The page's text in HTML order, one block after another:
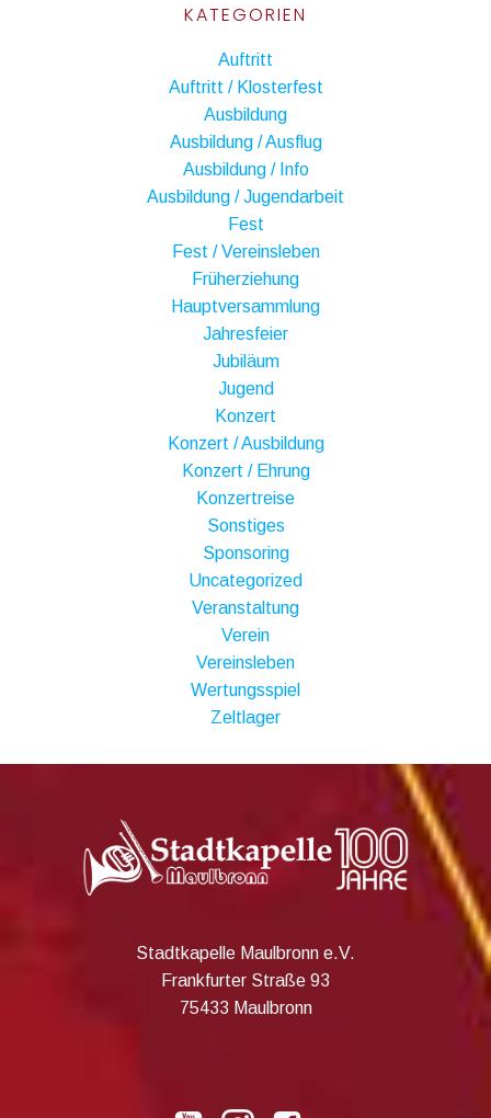
KATEGORIEN
Auftritt
Auftritt / Klosterfest
Ausbildung
Ausbildung / Ausflug
Ausbildung / Info
Ausbildung / Jugendarbeit
Fest
Fest / Vereinsleben
Früherziehung
Hauptversammlung
Jahresfeier
Jubiläum
Jugend
Konzert
Konzert / Ausbildung
Konzert / Ehrung
Konzertreise
Sonstiges
Sponsoring
Uncategorized
Veranstaltung
Verein
Vereinsleben
Wertungsspiel
Zeltlager
Stadtkapelle Maulbronn e.V.
Frankfurter Straße 93
75433 Maulbronn